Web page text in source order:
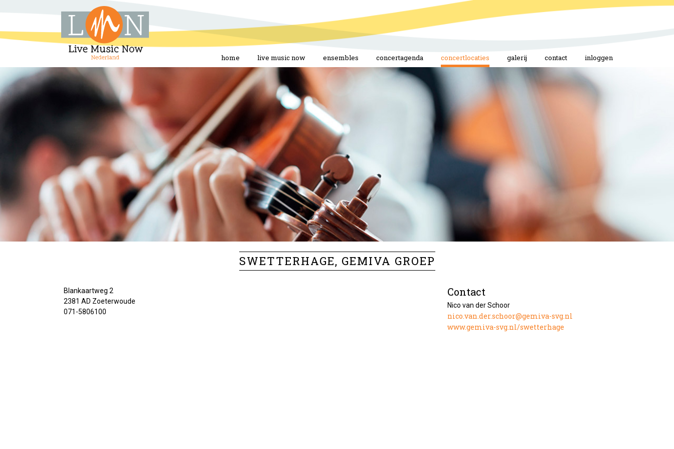
home live music now ensembles concertagenda concertlocaties galerij contact inloggen
SWETTERHAGE, GEMIVA GROEP
Blankaartweg 2
2381 AD Zoeterwoude
071-5806100
Contact
Nico van der Schoor
nico.van.der.schoor@gemiva-svg.nl
www.gemiva-svg.nl/swetterhage